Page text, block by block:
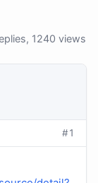
1240 views
#1